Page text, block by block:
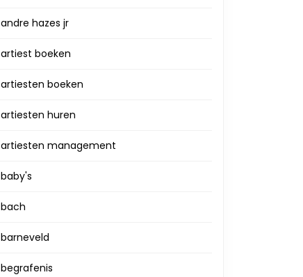
andre hazes jr
artiest boeken
artiesten boeken
artiesten huren
artiesten management
baby's
bach
barneveld
begrafenis